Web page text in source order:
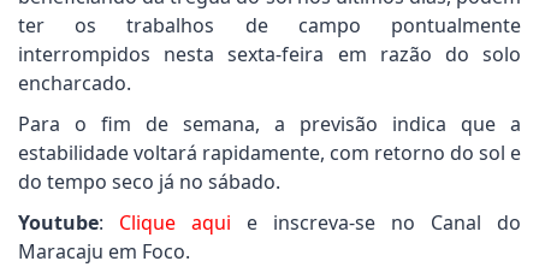
ter os trabalhos de campo pontualmente
interrompidos nesta sexta-feira em razão do solo
encharcado.
Para o fim de semana, a previsão indica que a
estabilidade voltará rapidamente, com retorno do sol e
do tempo seco já no sábado.
Youtube: Clique aqui e inscreva-se no Canal do
Maracaju em Foco.